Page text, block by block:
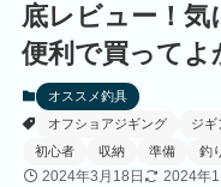
底レビュー！
便利で買ってよ
オススメ釣具
オフショアジギング
ジギ
初心者
収納 準備 釣
2024年3月18日 2024年